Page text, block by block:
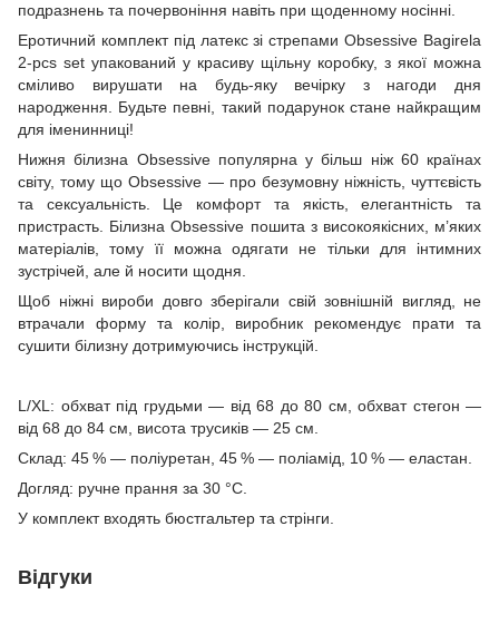
подразнень та почервоніння навіть при щоденному носінні.
Еротичний комплект під латекс зі стрепами Obsessive Bagirela
2-pcs set упакований у красиву щільну коробку, з якої можна
сміливо вирушати на будь-яку вечірку з нагоди дня
народження. Будьте певні, такий подарунок стане найкращим
для іменинниці!
Нижня білизна Obsessive популярна у більш ніж 60 країнах
світу, тому що Obsessive — про безумовну ніжність, чуттєвість
та сексуальність. Це комфорт та якість, елегантність та
пристрасть. Білизна Obsessive пошита з високоякісних, м’яких
матеріалів, тому її можна одягати не тільки для інтимних
зустрічей, але й носити щодня.
Щоб ніжні вироби довго зберігали свій зовнішній вигляд, не
втрачали форму та колір, виробник рекомендує прати та
сушити білизну дотримуючись інструкцій.
L/XL: обхват під грудьми — від 68 до 80 см, обхват стегон —
від 68 до 84 см, висота трусиків — 25 см.
Склад: 45 % — поліуретан, 45 % — поліамід, 10 % — еластан.
Догляд: ручне прання за 30 °C.
У комплект входять бюстгальтер та стрінги.
Відгуки